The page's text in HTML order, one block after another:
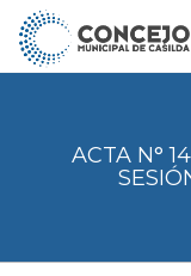
ACTA N°